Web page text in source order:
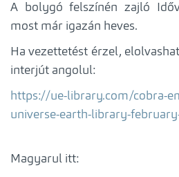
A bolygó felszínén zajló
most már igazán heves.
Ha vezettetést érzel,
interjút angolul:
https://ue-library.com/cobra-
universe-earth-library-
Magyarul itt: